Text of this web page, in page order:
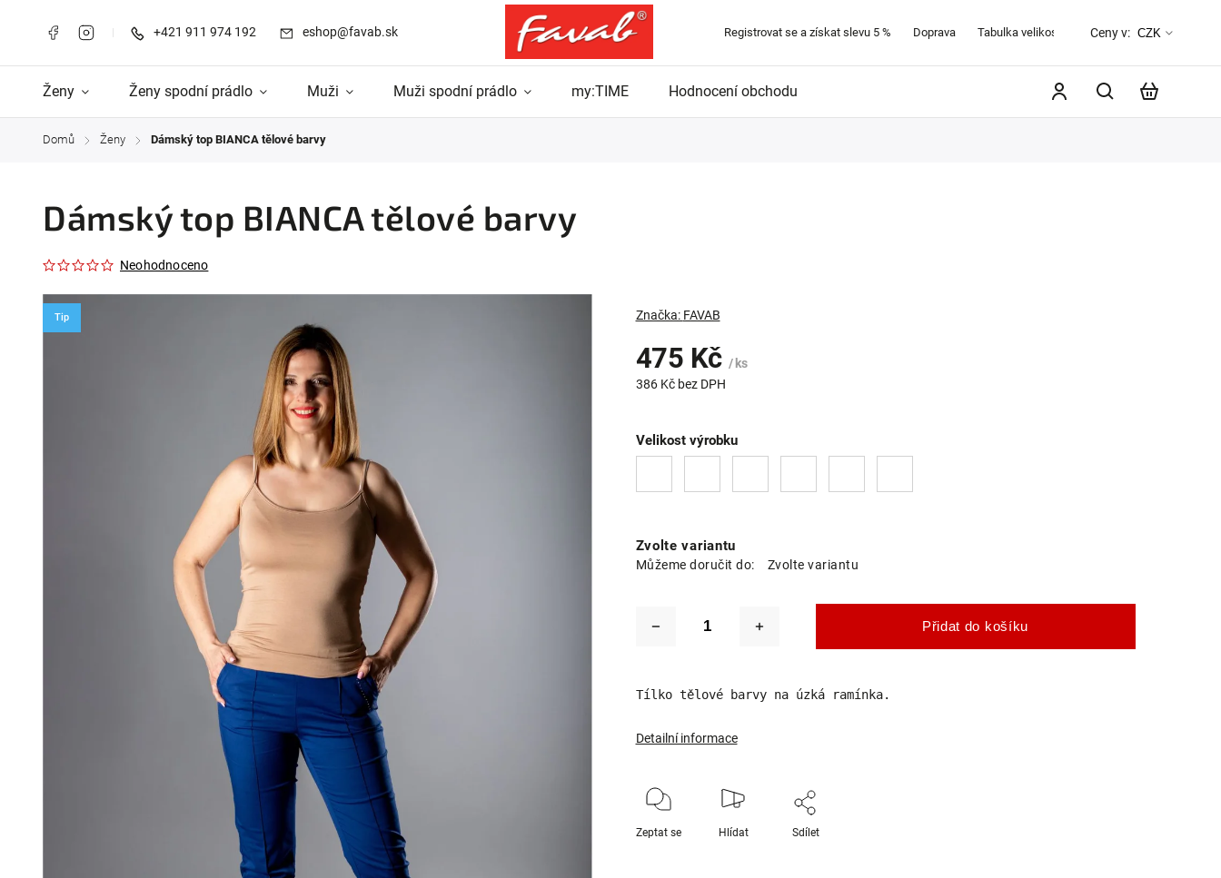
+421 911 974 192 eshop@favab.sk Registrovat se a získat slevu 5 % Doprava Tabulka velikostí O značce Favab
Ceny v: CZK
Ženy Ženy spodní prádlo Muži Muži spodní prádlo my:TIME Hodnocení obchodu
Domů / Ženy / Dámský top BIANCA tělové barvy
Dámský top BIANCA tělové barvy
Neohodnoceno
Tip Značka: FAVAB
475 Kč / ks
386 Kč bez DPH
Zvolte variantu
Můžeme doručit do: Zvolte variantu
Velikost výrobku
Přidat do košíku
Tílko tělové barvy na úzká ramínka.
Detailní informace
Zeptat se Hlídat Sdílet